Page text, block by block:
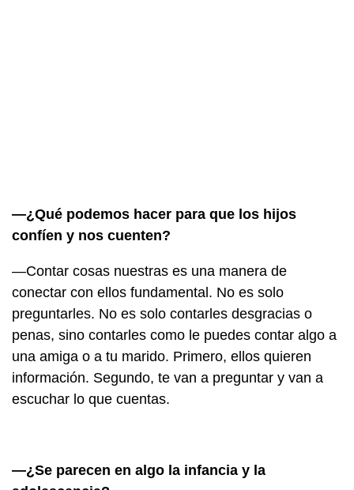
—¿Qué podemos hacer para que los hijos
confíen y nos cuenten?
—Contar cosas nuestras es una manera de
conectar con ellos fundamental. No es solo
preguntarles. No es solo contarles desgracias o
penas, sino contarles como le puedes contar algo a
una amiga o a tu marido. Primero, ellos quieren
información. Segundo, te van a preguntar y van a
escuchar lo que cuentas.
—¿Se parecen en algo la infancia y la